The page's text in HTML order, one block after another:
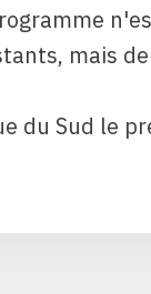
mais
du Sud le